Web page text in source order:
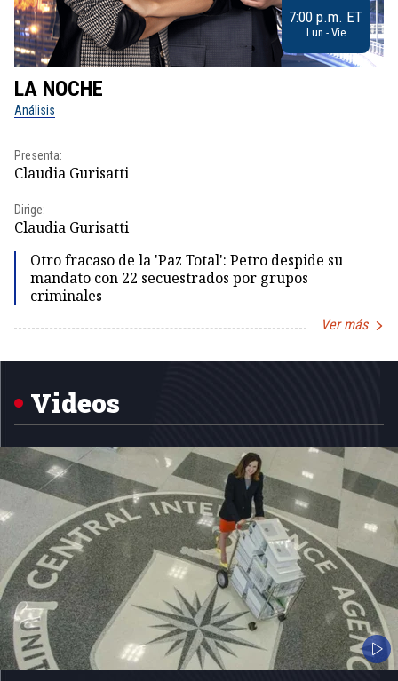
7:00 p.m. ET
Lun - Vie
LA NOCHE
Análisis
Presenta:
Claudia Gurisatti
Dirige:
Claudia Gurisatti
Otro fracaso de la 'Paz Total': Petro despide su
mandato con 22 secuestrados por grupos
criminales
Ver más
Videos